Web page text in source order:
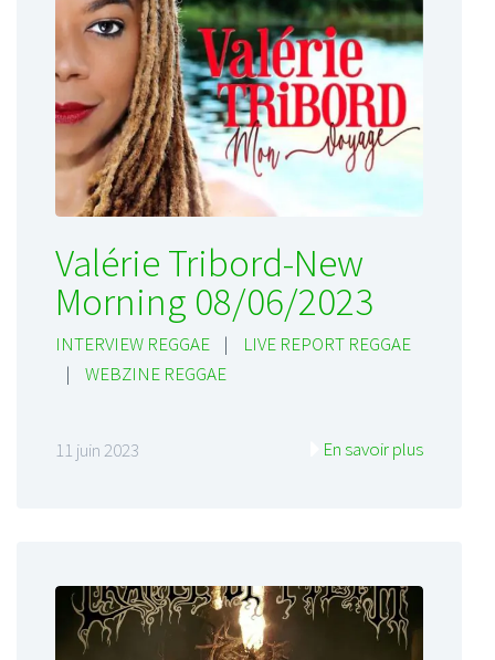
Valérie Tribord-New
Morning 08/06/2023
INTERVIEW REGGAE |
LIVE REPORT REGGAE
|
WEBZINE REGGAE
11 juin 2023 En savoir plus